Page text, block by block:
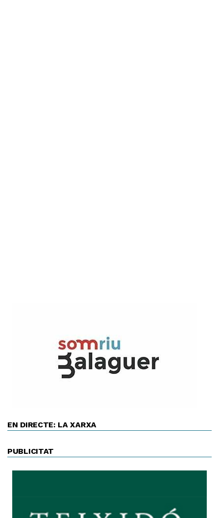
EN DIRECTE: LA XARXA
PUBLICITAT